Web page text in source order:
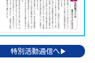
特別活動通信へ▶